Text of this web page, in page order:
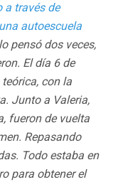
a través de
autoescuela
pensó dos veces,
El día 6 de
con la
Junto a Valeria,
fueron de vuelta
Repasando
Todo estaba en
para obtener el